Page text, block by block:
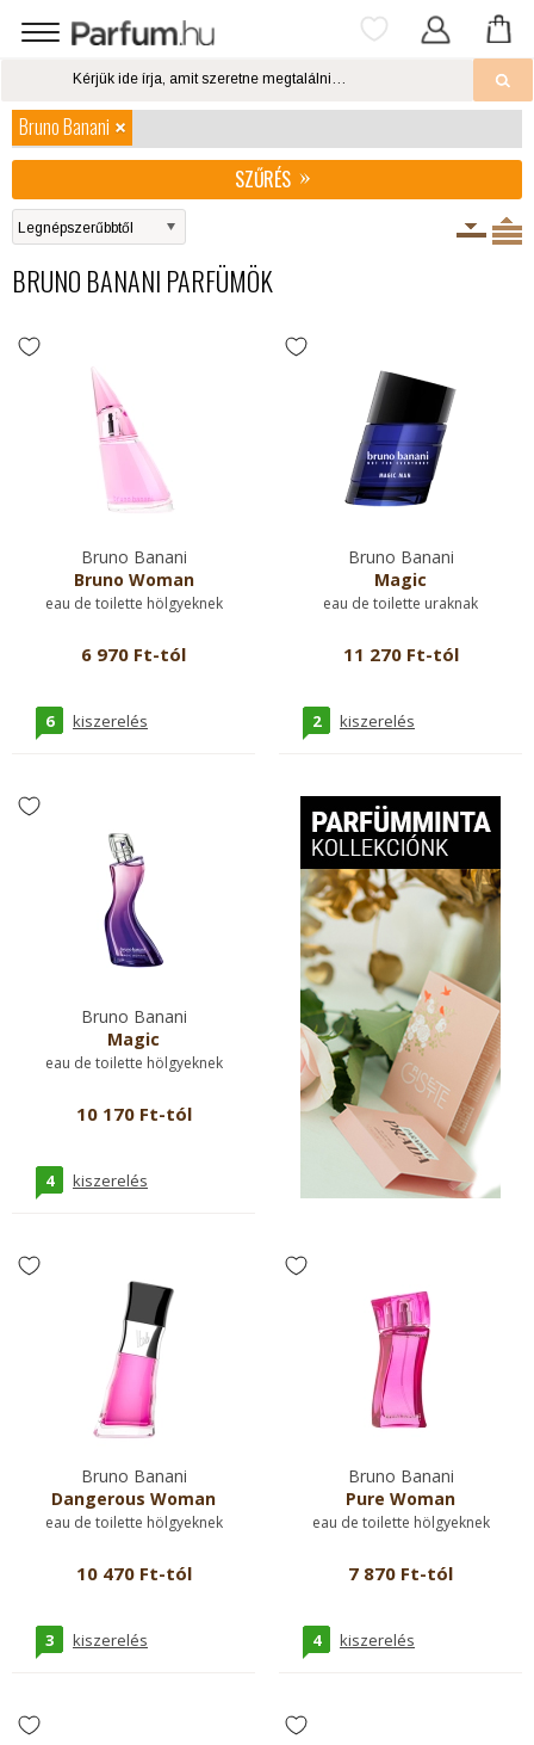
Bruno Banani
SZŰRÉS
BRUNO BANANI PARFÜMÖK
Bruno Banani
Bruno Woman
eau de toilette hölgyeknek
6 970 Ft-tól
6 kiszerelés
Bruno Banani
Magic
eau de toilette uraknak
11 270 Ft-tól
2 kiszerelés
Bruno Banani
Magic
eau de toilette hölgyeknek
10 170 Ft-tól
4 kiszerelés
Bruno Banani
Dangerous Woman
eau de toilette hölgyeknek
10 470 Ft-tól
3 kiszerelés
Bruno Banani
Pure Woman
eau de toilette hölgyeknek
7 870 Ft-tól
4 kiszerelés